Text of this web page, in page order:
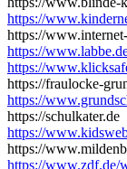
https://
https://
https://
https://
https://fraulocke-
https://
https://schulkater.de
https://
https://
https://www.zdf.de/